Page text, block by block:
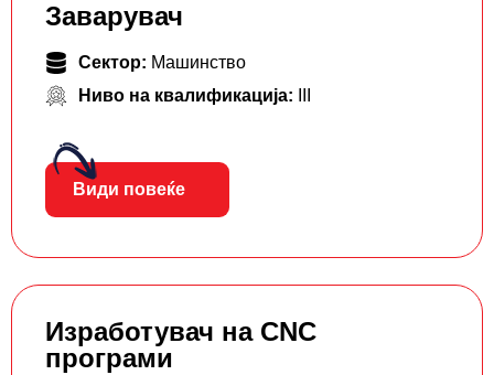
Заварувач
Сектор: Машинство
Ниво на квалификација:
Види повеќе
Изработувач на CNC
програми